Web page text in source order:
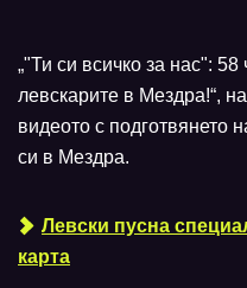
„"Ти си всичко за нас":
левскарите в Мездра!“,
видеото с подготвянето
си в Мездра.
Левски пусна
карта